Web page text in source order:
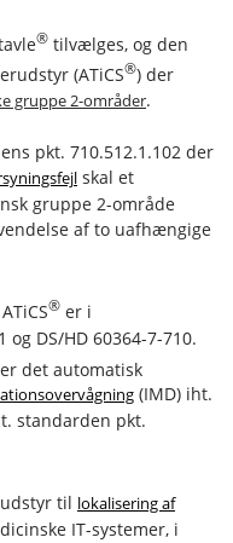
® tilvælges, og den
(ATiCS®) der
gruppe 2-områder.
pkt. 710.512.1.102 der
skal et
gruppe 2-område
af to uafhængige
® er i
DS/HD 60364-7-710.
det automatisk
(IMD) iht.
standarden pkt.
til lokalisering af
IT-systemer, i